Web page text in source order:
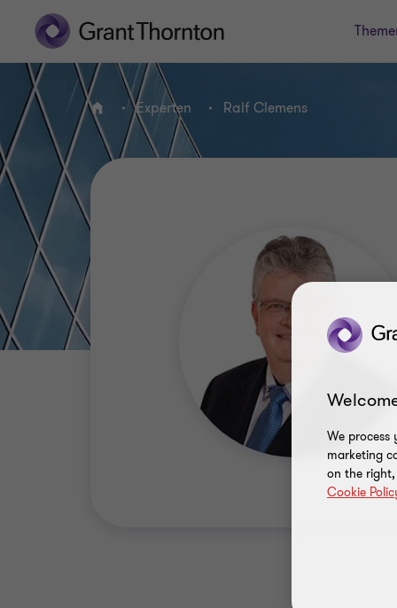
HOME Experten Ralf Clemens
We process
marketing
on the
Cookie